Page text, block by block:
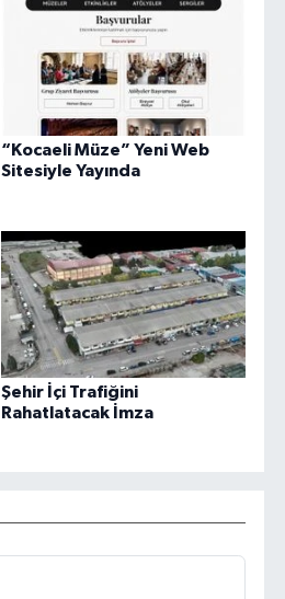
“Kocaeli Müze” Yeni Web
Sitesiyle Yayında
Şehir İçi Trafiğini
Rahatlatacak İmza